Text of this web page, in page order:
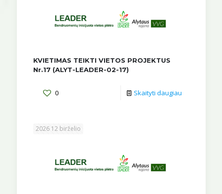
KVIETIMAS TEIKTI VIETOS PROJEKTUS
Nr.17 (ALYT-LEADER-02-17)
0 Skaityti daugiau
2026 12 birželio